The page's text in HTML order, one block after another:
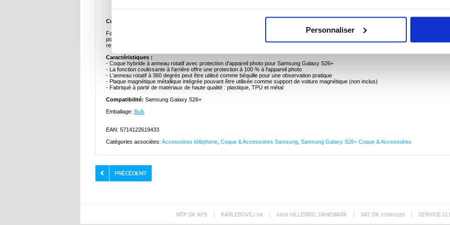
Personnaliser
Coque Hybride à Anneau Rotatif avec Protection pour Appareil Photo pour Samsung Galaxy S26+
Fabriquée avec du plastique, du TPU et des matériaux métalliques de qualité supérieure, cette coque pour Samsung Galaxy S26+ est conçue
pour résister à l'épreuve du temps et de la protection. Doté de multiples fonctions, il protège parfaitement votre Samsung Galaxy S26+ et le
rend également confortable à utiliser et à regarder grâce à l'anneau rotatif situé à l'arrière.
Caractéristiques :
- Coque hybride à anneau rotatif avec protection d'appareil photo pour Samsung Galaxy S26+
- La fonction coulissante à l'arrière offre une protection à 100 % à l'appareil photo
- L'anneau rotatif à 360 degrés peut être utilisé comme béquille pour une observation pratique
- Plaque magnétique métallique intégrée pouvant être utilisée comme support de voiture magnétique (non inclus)
- Fabriqué à partir de matériaux de haute qualité : plastique, TPU et métal
Compatibilité: Samsung Galaxy S26+
Emballage: Bulk
EAN: 5714122619433
Catégories associées: Accessoires téléphone Coque & Accessoires Samsung Samsung Galaxy S26+ Coque & Accessoires
MTP DK APS | KARLEBOVEJ 59 | 3400 HILLERØD, DANEMARK | VAT: DK 37860220 |